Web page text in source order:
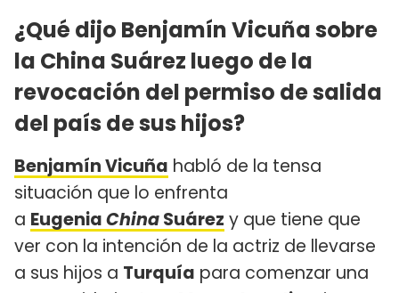
¿Qué dijo Benjamín Vicuña sobre
la China Suárez luego de la
revocación del permiso de salida
del país de sus hijos?
Benjamín Vicuña habló de la tensa
situación que lo enfrenta
a EugeniaChinaSuárez y que tiene que
ver con la intención de la actriz de llevarse
a sus hijos a Turquía para comenzar una